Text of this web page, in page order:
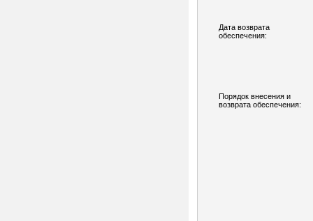
Дата возврата
обеспечения:
Порядок внесения и
возврата обеспечения: